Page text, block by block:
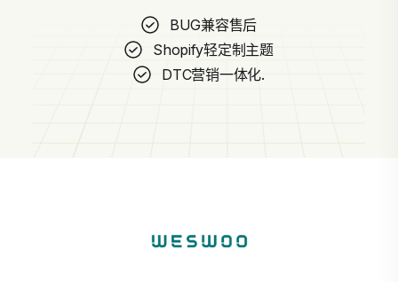
BUG兼容售后
Shopify轻定制主题
DTC营销一体化.